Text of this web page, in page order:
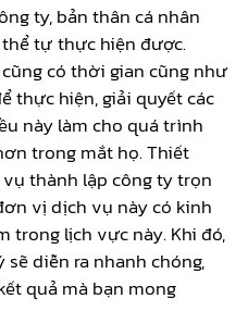
ty, bản thân cá nhân
tự thực hiện được.
có thời gian cũng như
thực hiện, giải quyết các
này làm cho quá trình
trong mắt họ. Thiết
thành lập công ty trọn
vị dịch vụ này có kinh
trong lịch vực này. Khi đó,
diễn ra nhanh chóng,
quả mà bạn mong